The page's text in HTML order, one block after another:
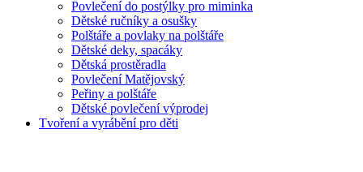
Povlečení do postýlky pro miminka
Dětské ručníky a osušky
Polštáře a povlaky na polštáře
Dětské deky, spacáky
Dětská prostěradla
Povlečení Matějovský
Peřiny a polštáře
Dětské povlečení výprodej
Tvoření a vyrábění pro děti